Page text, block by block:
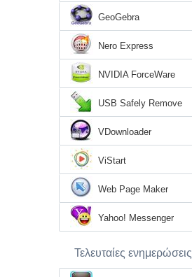
GeoGebra
Nero Express
NVIDIA ForceWare
USB Safely Remove
VDownloader
ViStart
Web Page Maker
Yahoo! Messenger
Τελευταίες ενημερώσεις